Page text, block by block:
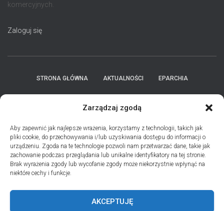
Zarządzaj zgodą
Aby zapewnić jak najlepsze wrażenia, korzystamy z technologii, takich jak
pliki cookie, do przechowywania i/lub uzyskiwania dostępu do informacji o
urządzeniu. Zgoda na te technologie pozwoli nam przetwarzać dane, takie jak
zachowanie podczas przeglądania lub unikalne identyfikatory na tej stronie.
Brak wyrażenia zgody lub wycofanie zgody może niekorzystnie wpłynąć na
niektóre cechy i funkcje.
AKCEPTUJĘ
komercyjnych.
Zaloguj się
STRONA GŁÓWNA AKTUALNOŚCI EPARCHIA
POLITYKA PLIKÓW COOKIES (EU)
PRO MEMORIA MIĘDZYOBRZĄDKOWE
PODCAST PORZUĆ TROSKI
ДУШПАСТИРСЬКА ПРОГРАМА ОЛЬШТИНСЬКО-ҐДАНСЬКОЇ